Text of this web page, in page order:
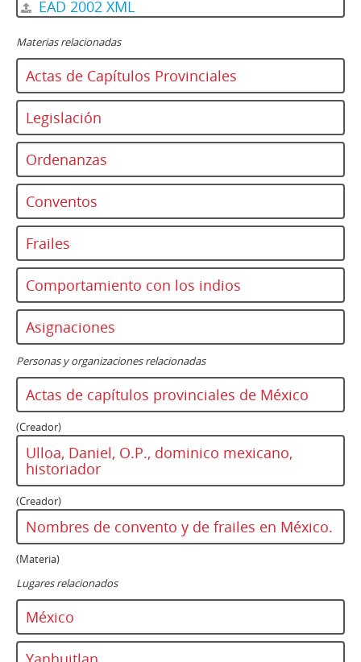
EAD 2002 XML
Materias relacionadas
Actas de Capítulos Provinciales
Legislación
Ordenanzas
Conventos
Frailes
Comportamiento con los indios
Asignaciones
Personas y organizaciones relacionadas
Actas de capítulos provinciales de México
(Creador)
Ulloa, Daniel, O.P., dominico mexicano,
historiador
(Creador)
Nombres de convento y de frailes en México.
(Materia)
Lugares relacionados
México